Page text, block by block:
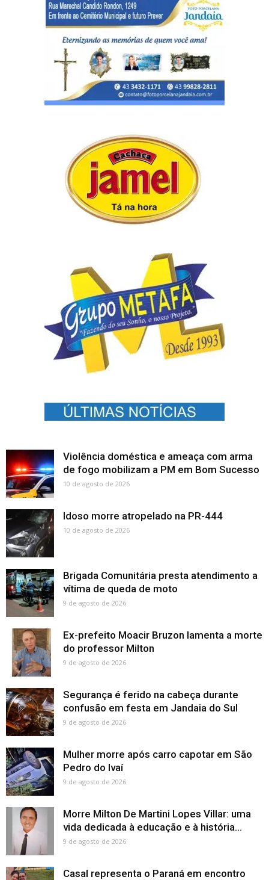
Violência doméstica e ameaça com arma
de fogo mobilizam a PM em Bom Sucesso
10 de agosto de 2026
Idoso morre atropelado na PR-444
10 de agosto de 2026
Brigada Comunitária presta atendimento a
vítima de queda de moto
9 de agosto de 2026
Ex-prefeito Moacir Bruzon lamenta a morte
do professor Milton
9 de agosto de 2026
Segurança é ferido na cabeça durante
confusão em festa em Jandaia do Sul
9 de agosto de 2026
Mulher morre após carro capotar em São
Pedro do Ivaí
9 de agosto de 2026
Morre Milton De Martini Lopes Villar: uma
vida dedicada à educação e à história...
9 de agosto de 2026
Casal representa o Paraná em encontro